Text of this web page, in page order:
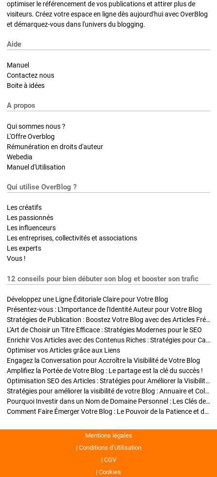
optimiser le référencement de vos publications et attirer plus de
visiteurs. Créez votre espace en ligne dès aujourd'hui avec OverBlog
et démarquez-vous dans l'univers du blogging.
Aide
Manuel
Contactez nous
Boite à idées
A propos
Qui sommes nous ?
L'Offre Overblog
Rémunération en droits d'auteur
Webedia
Manuel d'Utilisation
Qui utilise OverBlog ?
Les créatifs
Les passionnés
Les influenceurs
Les entreprises, collectivités et associations
Les experts
Vous !
12 conseils pour bien débuter son blog et booster son trafic
Développez une Ligne Éditoriale Claire pour Votre Blog
Présentez-vous : L'Importance de l'Identité Auteur pour Votre Blog
Stratégies de Publication : Boostez Votre Blog avec des Articles Fréquents et Exclusifs
L'Art de Choisir un Titre Efficace : Stratégies Modernes pour le SEO
Enrichir Vos Articles avec des Contenus Riches : Stratégies pour Captiver et Optimiser
Optimiser vos Articles grâce aux Liens
Engagez la Conversation pour Accroître la Visibilité de Votre Blog
Amplifiez la Portée de Votre Blog : Le partage est la clé du succès !
Optimisation SEO des Articles : Stratégies pour Améliorer la Visibilité de Votre Blog
Stratégies pour améliorer la visibilité de votre Blog : Annuaire et Collaborations
Pourquoi Investir dans un Nom de Domaine Personnel : Les Clés de la Réussite de Votre Blog
Comment Faire Émerger Votre Blog : Le Pouvoir de la Patience et de la Persévérance
Mentions légales
Conditions d’Utilisation
CGV
Cookies